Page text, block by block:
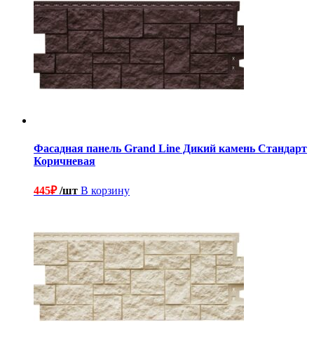
Фасадная панель Grand Line Дикий камень Стандарт
Коричневая
445₽/шт В корзину